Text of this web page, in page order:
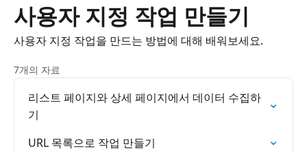
사용자 지정 작업 만들기
사용자 지정 작업을 만드는 방법에 대해 배워보세요.
7개의 자료
리스트 페이지와 상세 페이지에서 데이터 수집하
기
URL 목록으로 작업 만들기